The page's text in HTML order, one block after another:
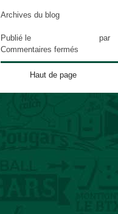
Archives du blog
Publié le
par
Commentaires fermés
Dunkerque
Haut de page